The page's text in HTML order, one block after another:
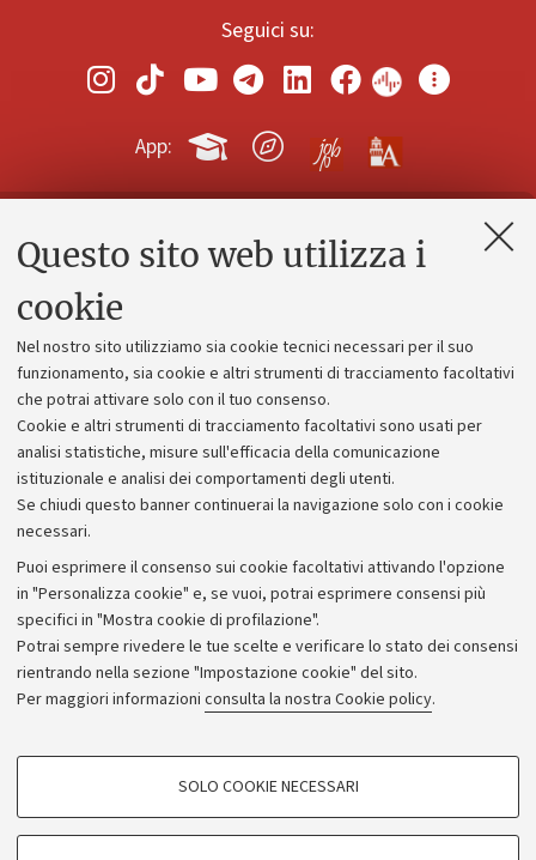
Questo sito web utilizza i
cookie
Nel nostro sito utilizziamo sia cookie tecnici necessari per il suo
funzionamento, sia cookie e altri strumenti di tracciamento facoltativi
che potrai attivare solo con il tuo consenso.
Cookie e altri strumenti di tracciamento facoltativi sono usati per
analisi statistiche, misure sull'efficacia della comunicazione
istituzionale e analisi dei comportamenti degli utenti.
Se chiudi questo banner continuerai la navigazione solo con i cookie
necessari.
Puoi esprimere il consenso sui cookie facoltativi attivando l'opzione
in "Personalizza cookie" e, se vuoi, potrai esprimere consensi più
specifici in "Mostra cookie di profilazione".
Potrai sempre rivedere le tue scelte e verificare lo stato dei consensi
rientrando nella sezione "Impostazione cookie" del sito.
Per maggiori informazioni consulta la nostra Cookie policy.
COOKIE DI PROFILAZIONE - FACOLTATIVI
SOLO COOKIE NECESSARI
Seguici su:
App:
Contatti e PEC
Alumni community
Piano strategico
Bilanci
Donazioni e 5x1000
Bandi, gare e concorsi
Albo online
Amministrazione trasparente
Atti di notifica
Informazioni sul sito e accessibilità
Dichiarazione di accessibilità
Privacy e note legali
Impostazioni Cookie